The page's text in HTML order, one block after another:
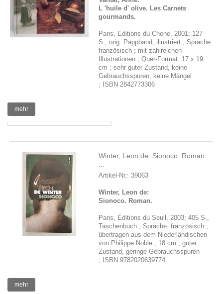
L 'huile d' olive. Les Carnets
gourmands.
Paris, Editions du Chene, 2001; 127
S., orig. Pappband, illustriert ; Sprache:
französisch ; mit zahlreichen
Illustrationen ; Quer-Format: 17 x 19
cm ; sehr guter Zustand, keine
Gebrauchsspuren, keine Mängel
; ISBN 2842773306
mehr
Winter, Leon de: Sionoco. Roman.
Artikel-Nr.: 39063
Winter, Leon de:
Sionoco. Roman.
Paris, Éditions du Seuil, 2003; 405 S.,
Taschenbuch ; Sprache: französisch ;
übertragen aus dem Niederländischen
von Philippe Noble ; 18 cm ; guter
Zustand, geringe Gebrauchsspuren
; ISBN 9782020639774
mehr